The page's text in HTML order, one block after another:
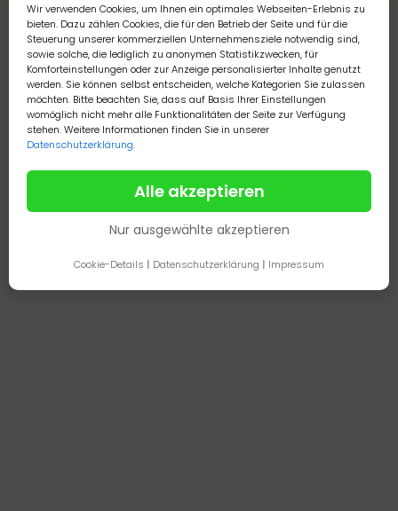
Wir verwenden Cookies, um Ihnen ein optimales Webseiten-Erlebnis zu
bieten. Dazu zählen Cookies, die für den Betrieb der Seite und für die
Steuerung unserer kommerziellen Unternehmensziele notwendig sind,
sowie solche, die lediglich zu anonymen Statistikzwecken, für
Komforteinstellungen oder zur Anzeige personalisierter Inhalte genutzt
werden. Sie können selbst entscheiden, welche Kategorien Sie zulassen
möchten. Bitte beachten Sie, dass auf Basis Ihrer Einstellungen
womöglich nicht mehr alle Funktionalitäten der Seite zur Verfügung
stehen. Weitere Informationen finden Sie in unserer
Datenschutzerklärung.
Alle akzeptieren
Nur ausgewählte akzeptieren
Cookie-Details | Datenschutzerklärung | Impressum